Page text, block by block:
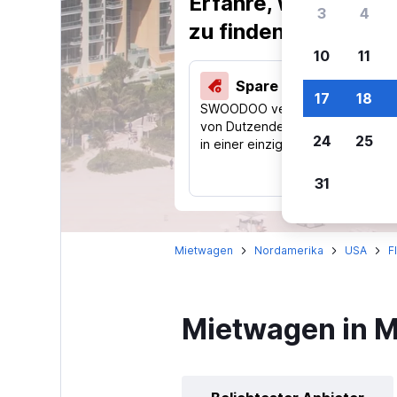
zu finden.
Spare 40 % und mehr
SWOODOO vergleicht Preise
von Dutzenden Reise-Websites
in einer einzigen Suche.
Mietwagen Nordamerika USA
Mietwagen in
3 4
10 11
17 18
24 25
31